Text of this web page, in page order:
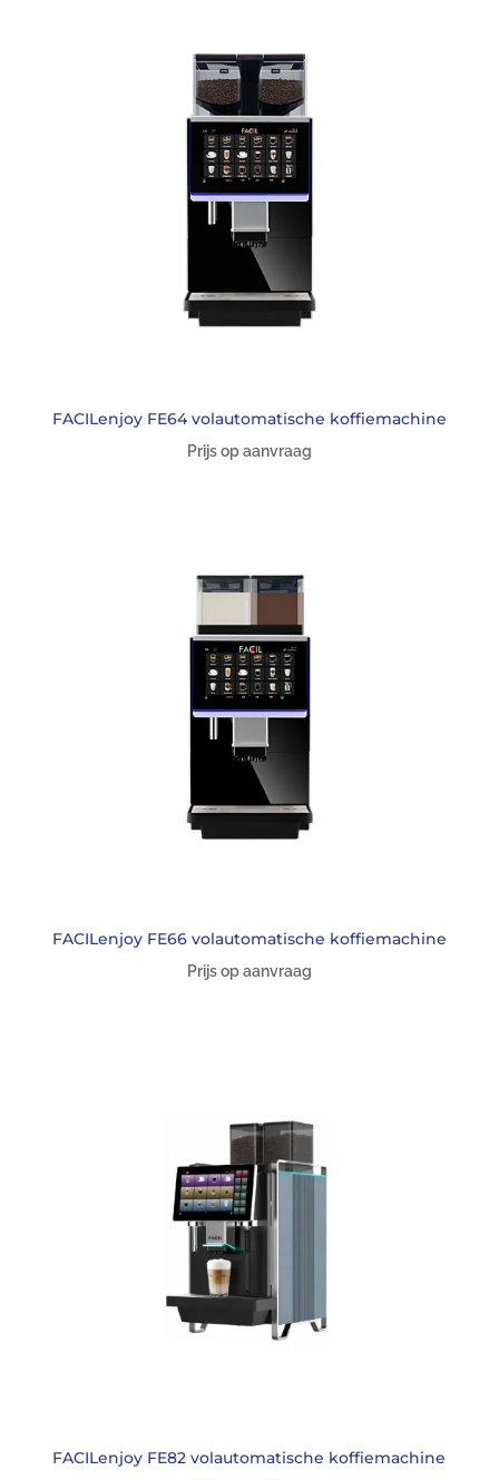
FACILenjoy FE64 volautomatische koffiemachine
Prijs op aanvraag
FACILenjoy FE66 volautomatische koffiemachine
Prijs op aanvraag
FACILenjoy FE82 volautomatische koffiemachine